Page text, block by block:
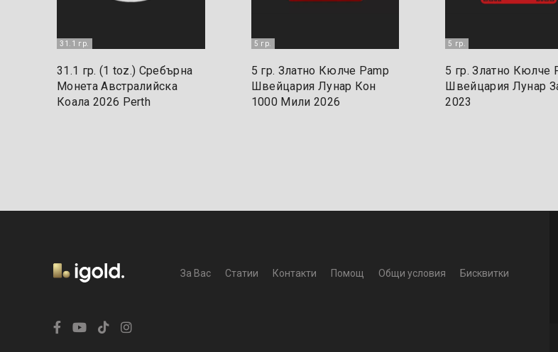
31.1 гр.
31.1 гр. (1 toz.) Сребърна
Монета Австралийска
Коала 2026 Perth
5 гр.
5 гр. Златно Кюлче Pamp
Швейцария Лунар Кон
1000 Mили 2026
5 гр.
5 гр. Златно Кюлче
Швейцария Лунар
2023
За Вас Статии Контакти Помощ Общи условия Бисквитки